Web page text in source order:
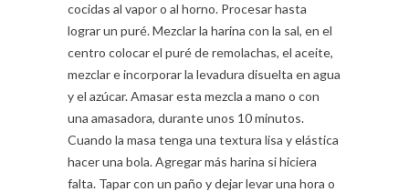
cocidas al vapor o al horno. Procesar hasta
lograr un puré. Mezclar la harina con la sal, en el
centro colocar el puré de remolachas, el aceite,
mezclar e incorporar la levadura disuelta en agua
y el azúcar. Amasar esta mezcla a mano o con
una amasadora, durante unos 10 minutos.
Cuando la masa tenga una textura lisa y elástica
hacer una bola. Agregar más harina si hiciera
falta. Tapar con un paño y dejar levar una hora o